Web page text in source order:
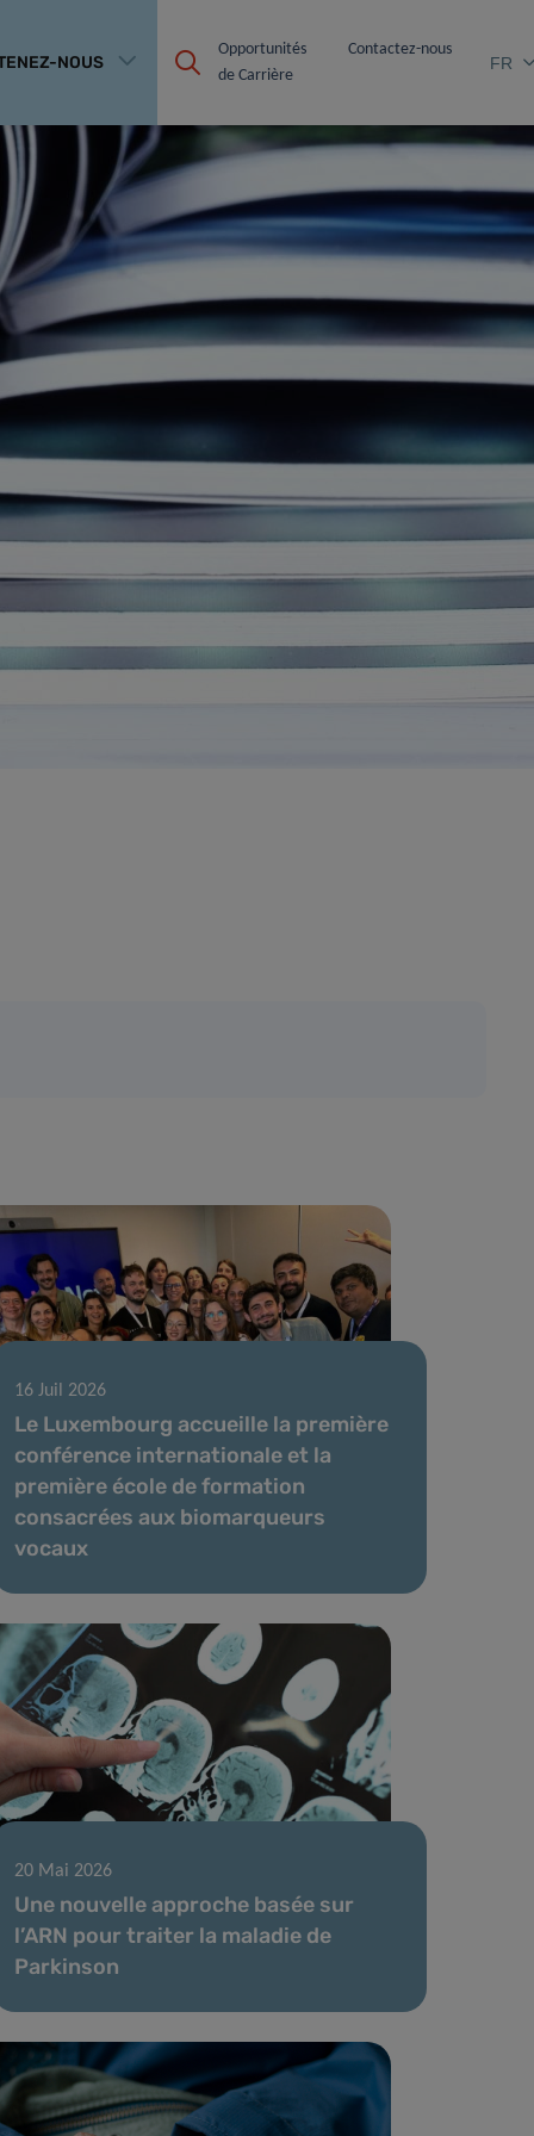
NOUS
Opportunités
de Carrière
Contactez-nous
FR
16 Juil 2026
Le Luxembourg accueille la première
conférence internationale et la
première école de formation
consacrées aux biomarqueurs
vocaux
20 Mai 2026
Une nouvelle approche basée sur
l’ARN pour traiter la maladie de
Parkinson